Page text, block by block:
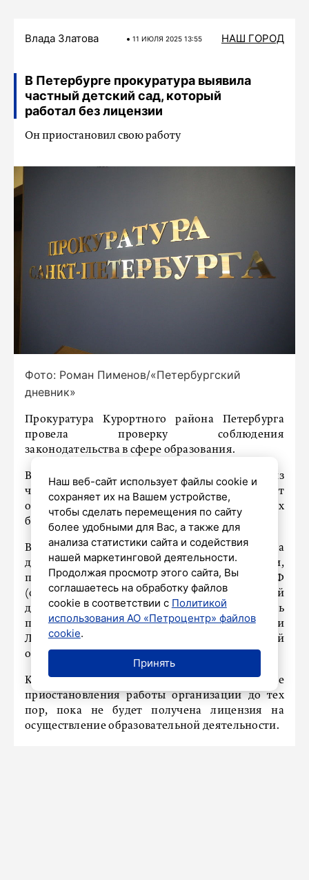
Влада Златова 11 ИЮЛЯ 2025 13:55 НАШ ГОРОД
В Петербурге прокуратура выявила
частный детский сад, который
работал без лицензии
Он приостановил свою работу
Фото: Роман Пименов/«Петербургский
дневник»
Прокуратура Курортного района Петербурга
провела проверку соблюдения
законодательства в сфере образования.
В ходе проверки было выявлено, что один из
частных детских садов предоставляет
образовательные услуги для детей и взрослых
без необходимой лицензии.
В результате проверки прокуратура возбудила
дело об административном правонарушении,
предусмотренном ч. 2 ст. 14.1 КоАП РФ
(осуществление предпринимательской
деятельности без лицензии), правонарушитель
привлечен Арбитражным судом Петербурга и
Ленинградской области к административной
ответственности в виде предупреждения.
Кроме того, прокуратура добилась в суде
приостановления работы организации до тех
пор, пока не будет получена лицензия на
осуществление образовательной деятельности.
Наш веб-сайт использует файлы cookie и
сохраняет их на Вашем устройстве,
чтобы сделать перемещения по сайту
более удобными для Вас, а также для
анализа статистики сайта и содействия
нашей маркетинговой деятельности.
Продолжая просмотр этого сайта, Вы
соглашаетесь на обработку файлов
cookie в соответствии с Политикой
использования АО «Петроцентр» файлов
cookie.
Принять